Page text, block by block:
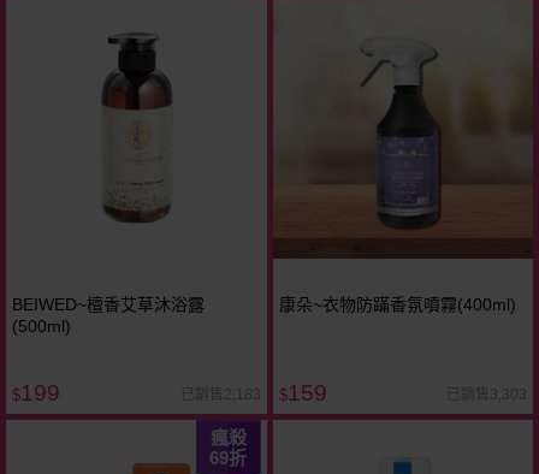
BEIWED~檀香艾草沐浴露
(500ml)
$199 已銷售2,183
康朵~衣物防蹣香氛噴霧(400ml)
$159 已銷售3,303
瘋殺
69折